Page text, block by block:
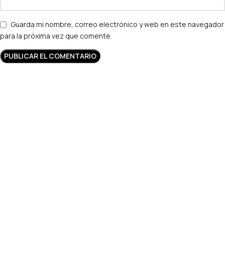
Guarda mi nombre, correo electrónico y web en este navegador
para la próxima vez que comente.